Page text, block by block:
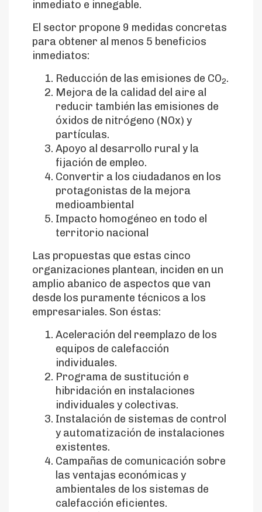
inmediato e innegable.
El sector propone 9 medidas concretas
para obtener al menos 5 beneficios
inmediatos:
Reducción de las emisiones de CO2.
Mejora de la calidad del aire al
reducir también las emisiones de
óxidos de nitrógeno (NOx) y
partículas.
Apoyo al desarrollo rural y la
fijación de empleo.
Convertir a los ciudadanos en los
protagonistas de la mejora
medioambiental
Impacto homogéneo en todo el
territorio nacional
Las propuestas que estas cinco
organizaciones plantean, inciden en un
amplio abanico de aspectos que van
desde los puramente técnicos a los
empresariales. Son éstas:
Aceleración del reemplazo de los
equipos de calefacción
individuales.
Programa de sustitución e
hibridación en instalaciones
individuales y colectivas.
Instalación de sistemas de control
y automatización de instalaciones
existentes.
Campañas de comunicación sobre
las ventajas económicas y
ambientales de los sistemas de
calefacción eficientes.